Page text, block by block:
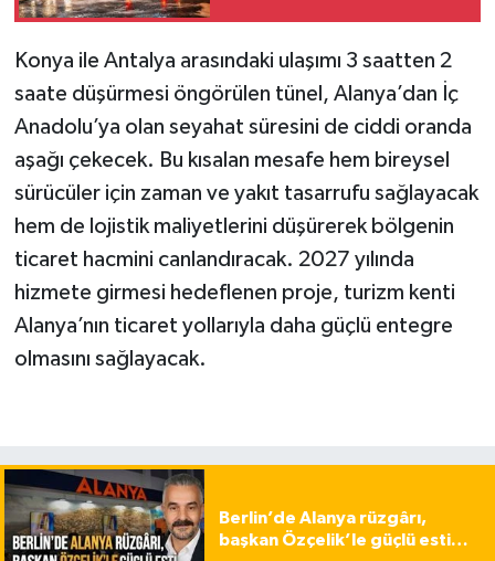
Konya ile Antalya arasındaki ulaşımı 3 saatten 2
saate düşürmesi öngörülen tünel, Alanya’dan İç
Anadolu’ya olan seyahat süresini de ciddi oranda
aşağı çekecek. Bu kısalan mesafe hem bireysel
sürücüler için zaman ve yakıt tasarrufu sağlayacak
hem de lojistik maliyetlerini düşürerek bölgenin
ticaret hacmini canlandıracak. 2027 yılında
hizmete girmesi hedeflenen proje, turizm kenti
Alanya’nın ticaret yollarıyla daha güçlü entegre
olmasını sağlayacak.
Berlin’de Alanya rüzgârı,
başkan Özçelik’le güçlü esti…